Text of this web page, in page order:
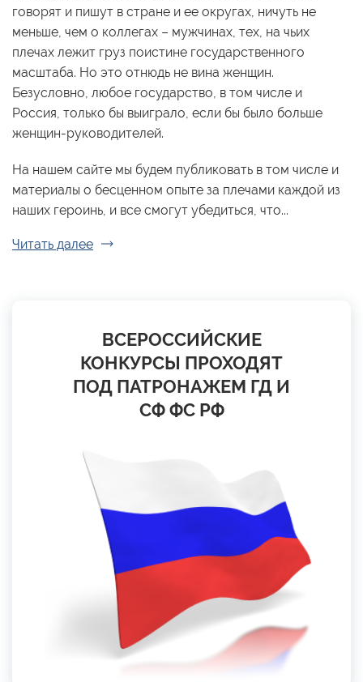
говорят и пишут в стране и ее округах, ничуть не
меньше, чем о коллегах – мужчинах, тех, на чьих
плечах лежит груз поистине государственного
масштаба. Но это отнюдь не вина женщин.
Безусловно, любое государство, в том числе и
Россия, только бы выиграло, если бы было больше
женщин-руководителей.
На нашем сайте мы будем публиковать в том числе и
материалы о бесценном опыте за плечами каждой из
наших героинь, и все смогут убедиться, что...
Читать далее
ВСЕРОССИЙСКИЕ
КОНКУРСЫ ПРОХОДЯТ
ПОД ПАТРОНАЖЕМ ГД И
СФ ФС РФ